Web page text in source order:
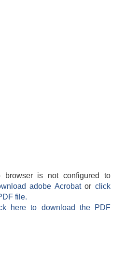
browser is not configured to
adobe Acrobatorclick
file.
here to download the PDF